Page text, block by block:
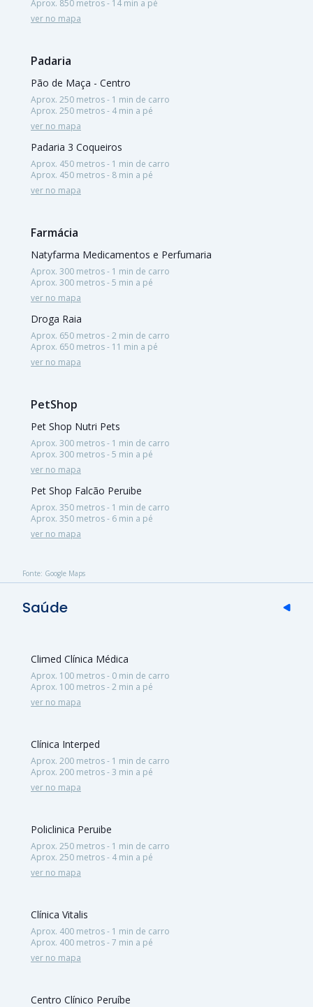
Aprox. 850 metros - 14 min a pé
ver no mapa
Padaria
Pão de Maça - Centro
Aprox. 250 metros - 1 min de carro
Aprox. 250 metros - 4 min a pé
ver no mapa
Padaria 3 Coqueiros
Aprox. 450 metros - 1 min de carro
Aprox. 450 metros - 8 min a pé
ver no mapa
Farmácia
Natyfarma Medicamentos e Perfumaria
Aprox. 300 metros - 1 min de carro
Aprox. 300 metros - 5 min a pé
ver no mapa
Droga Raia
Aprox. 650 metros - 2 min de carro
Aprox. 650 metros - 11 min a pé
ver no mapa
PetShop
Pet Shop Nutri Pets
Aprox. 300 metros - 1 min de carro
Aprox. 300 metros - 5 min a pé
ver no mapa
Pet Shop Falcão Peruibe
Aprox. 350 metros - 1 min de carro
Aprox. 350 metros - 6 min a pé
ver no mapa
Fonte: Google Maps
Saúde
Climed Clínica Médica
Aprox. 100 metros - 0 min de carro
Aprox. 100 metros - 2 min a pé
ver no mapa
Clínica Interped
Aprox. 200 metros - 1 min de carro
Aprox. 200 metros - 3 min a pé
ver no mapa
Policlinica Peruibe
Aprox. 250 metros - 1 min de carro
Aprox. 250 metros - 4 min a pé
ver no mapa
Clínica Vitalis
Aprox. 400 metros - 1 min de carro
Aprox. 400 metros - 7 min a pé
ver no mapa
Centro Clínico Peruíbe